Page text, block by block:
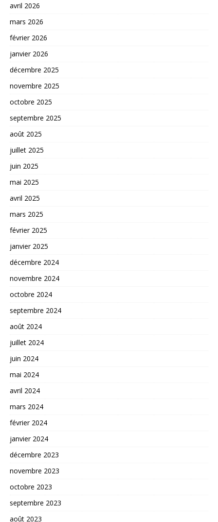
avril 2026
mars 2026
février 2026
janvier 2026
décembre 2025
novembre 2025
octobre 2025
septembre 2025
août 2025
juillet 2025
juin 2025
mai 2025
avril 2025
mars 2025
février 2025
janvier 2025
décembre 2024
novembre 2024
octobre 2024
septembre 2024
août 2024
juillet 2024
juin 2024
mai 2024
avril 2024
mars 2024
février 2024
janvier 2024
décembre 2023
novembre 2023
octobre 2023
septembre 2023
août 2023